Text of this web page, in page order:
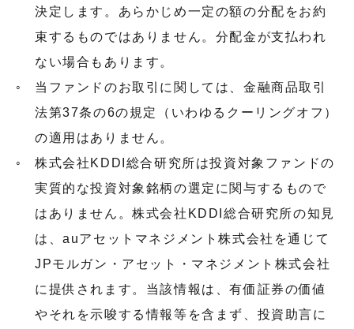
決定します。あらかじめ一定の額の分配をお約
束するものではありません。分配金が支払われ
ない場合もあります。
当ファンドのお取引に関しては、金融商品取引
法第37条の6の規定（いわゆるクーリングオフ）
の適用はありません。
株式会社KDDI総合研究所は投資対象ファンドの
実質的な投資対象銘柄の選定に関与するもので
はありません。株式会社KDDI総合研究所の知見
は、auアセットマネジメント株式会社を通じて
JPモルガン・アセット・マネジメント株式会社
に提供されます。当該情報は、有価証券の価値
やそれを示唆する情報等を含まず、投資助言に